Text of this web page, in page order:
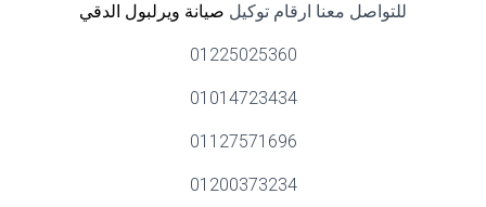
للتواصل معنا ارقام توكيل صيانة ويرلبول الدقي
01225025360
01014723434
01127571696
01200373234